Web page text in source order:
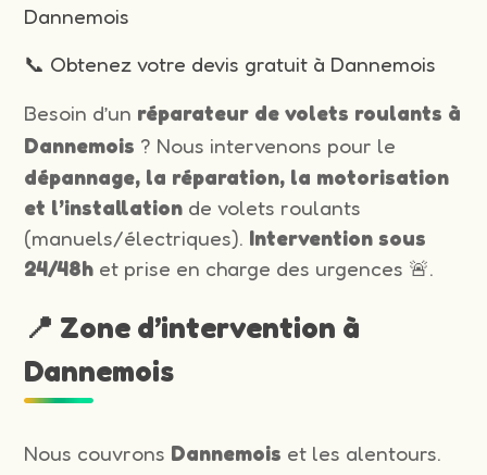
Dannemois
📞 Obtenez votre devis gratuit à Dannemois
Besoin d’un réparateur de volets roulants à
Dannemois ? Nous intervenons pour le
dépannage, la réparation, la motorisation
et l’installation de volets roulants
(manuels/électriques). Intervention sous
24/48h et prise en charge des urgences 🚨.
📍 Zone d’intervention à
Dannemois
Nous couvrons Dannemois et les alentours.